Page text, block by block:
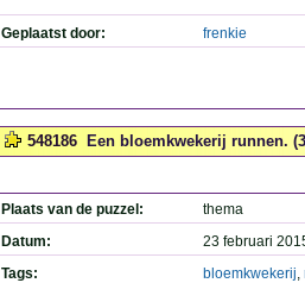
Geplaatst door: frenkie
548186 Een bloemkwekerij runnen.
Plaats van de puzzel:
thema
Datum:
23 februari
Tags:
bloemkwekerij,